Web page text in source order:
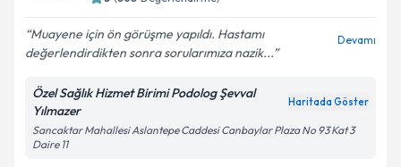
Muayene için ön görüşme yapıldı. Hastamı
değerlendirdikten sonra sorularımıza nazik...
Devamı
Özel Sağlık Hizmet Birimi Podolog Şevval
Yılmazer
Haritada Göster
Sancaktar Mahallesi Aslantepe Caddesi Canbaylar Plaza No 93 Kat 3
Daire 11